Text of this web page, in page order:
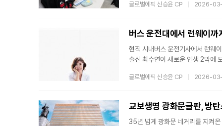
중인 지역필수의사제 및 지역의사
학생들의 의대 진학 준비 수요에도
글로벌에픽 신승윤 CP 2026-
버스 운전대에서 런웨이
현직 시내버스 운전기사에서 런웨
출신 최수연이 새로운 인생 2막에
양한 패션 무대에 참여하며 안정
특히 시민들의 발이 되는 현직 시
글로벌에픽 신승윤 CP 2026-
교보생명 광화문글판, 방
35년 넘게 광화문 네거리를 지켜